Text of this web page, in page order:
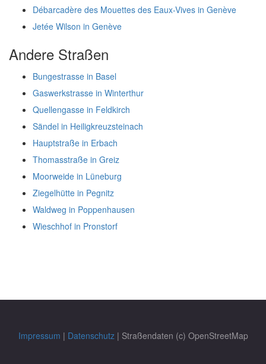
Débarcadère des Mouettes des Eaux-Vives in Genève
Jetée Wilson in Genève
Andere Straßen
Bungestrasse in Basel
Gaswerkstrasse in Winterthur
Quellengasse in Feldkirch
Sändel in Heiligkreuzsteinach
Hauptstraße in Erbach
Thomasstraße in Greiz
Moorweide in Lüneburg
Ziegelhütte in Pegnitz
Waldweg in Poppenhausen
Wieschhof in Pronstorf
Impressum | Datenschutz| Straßendaten (c) OpenStreetMap